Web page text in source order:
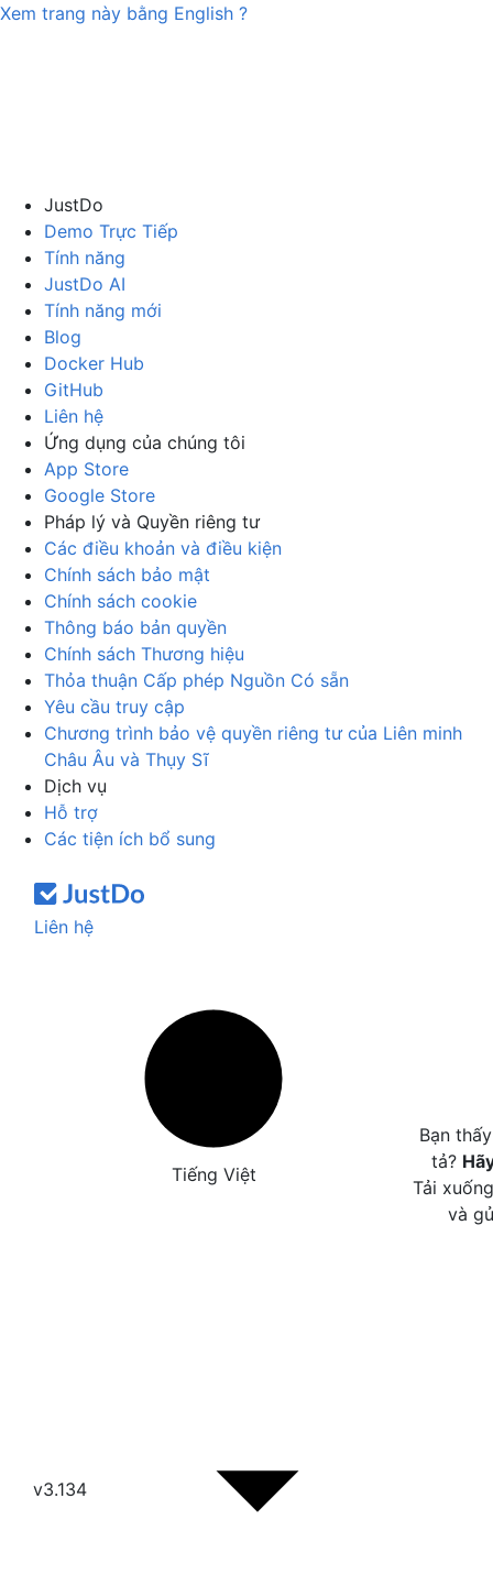
Xem trang này bằng English ?
JustDo
Demo Trực Tiếp
Tính năng
JustDo AI
Tính năng mới
Blog
Docker Hub
GitHub
Liên hệ
Ứng dụng của chúng tôi
App Store
Google Store
Pháp lý và Quyền riêng tư
Các điều khoản và điều kiện
Chính sách bảo mật
Chính sách cookie
Thông báo bản quyền
Chính sách Thương hiệu
Thỏa thuận Cấp phép Nguồn Có sẵn
Yêu cầu truy cập
Chương trình bảo vệ quyền riêng tư của Liên minh
Châu Âu và Thụy Sĩ
Dịch vụ
Hỗ trợ
Các tiện ích bổ sung
Liên hệ
Tiếng Việt
Bạn
tả?
Tải
và
v3.134